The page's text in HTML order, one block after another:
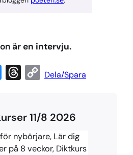
är en intervju.
e
s
k
e
a
d
C
y
L
i
Dela/Spara
11/8 2026
nybörjare, Lär dig
på 8 veckor, Diktkurs